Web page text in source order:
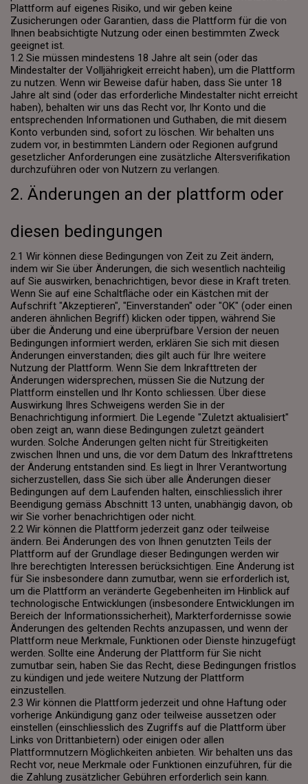
Plattform auf eigenes Risiko, und wir geben keine
Zusicherungen oder Garantien, dass die Plattform für die von
Ihnen beabsichtigte Nutzung oder einen bestimmten Zweck
geeignet ist.
1.2 Sie müssen mindestens 18 Jahre alt sein (oder das
Mindestalter der Volljährigkeit erreicht haben), um die Plattform
zu nutzen. Wenn wir Beweise dafür haben, dass Sie unter 18
Jahre alt sind (oder das erforderliche Mindestalter nicht erreicht
haben), behalten wir uns das Recht vor, Ihr Konto und die
entsprechenden Informationen und Guthaben, die mit diesem
Konto verbunden sind, sofort zu löschen. Wir behalten uns
zudem vor, in bestimmten Ländern oder Regionen aufgrund
gesetzlicher Anforderungen eine zusätzliche Altersverifikation
durchzuführen oder von Nutzern zu verlangen.
2. Änderungen an der plattform oder
diesen bedingungen
2.1 Wir können diese Bedingungen von Zeit zu Zeit ändern,
indem wir Sie über Änderungen, die sich wesentlich nachteilig
auf Sie auswirken, benachrichtigen, bevor diese in Kraft treten.
Wenn Sie auf eine Schaltfläche oder ein Kästchen mit der
Aufschrift "Akzeptieren", "Einverstanden" oder "OK" (oder einen
anderen ähnlichen Begriff) klicken oder tippen, während Sie
über die Änderung und eine überprüfbare Version der neuen
Bedingungen informiert werden, erklären Sie sich mit diesen
Änderungen einverstanden; dies gilt auch für Ihre weitere
Nutzung der Plattform. Wenn Sie dem Inkrafttreten der
Änderungen widersprechen, müssen Sie die Nutzung der
Plattform einstellen und Ihr Konto schliessen. Über diese
Auswirkung Ihres Schweigens werden Sie in der
Benachrichtigung informiert. Die Legende "Zuletzt aktualisiert"
oben zeigt an, wann diese Bedingungen zuletzt geändert
wurden. Solche Änderungen gelten nicht für Streitigkeiten
zwischen Ihnen und uns, die vor dem Datum des Inkrafttretens
der Änderung entstanden sind. Es liegt in Ihrer Verantwortung
sicherzustellen, dass Sie sich über alle Änderungen dieser
Bedingungen auf dem Laufenden halten, einschliesslich ihrer
Beendigung gemäss Abschnitt 13 unten, unabhängig davon, ob
wir Sie vorher benachrichtigen oder nicht.
2.2 Wir können die Plattform jederzeit ganz oder teilweise
ändern. Bei Änderungen des von Ihnen genutzten Teils der
Plattform auf der Grundlage dieser Bedingungen werden wir
Ihre berechtigten Interessen berücksichtigen. Eine Änderung ist
für Sie insbesondere dann zumutbar, wenn sie erforderlich ist,
um die Plattform an veränderte Gegebenheiten im Hinblick auf
technologische Entwicklungen (insbesondere Entwicklungen im
Bereich der Informationssicherheit), Markterfordernisse sowie
Änderungen des geltenden Rechts anzupassen, und wenn der
Plattform neue Merkmale, Funktionen oder Dienste hinzugefügt
werden. Sollte eine Änderung der Plattform für Sie nicht
zumutbar sein, haben Sie das Recht, diese Bedingungen fristlos
zu kündigen und jede weitere Nutzung der Plattform
einzustellen.
2.3 Wir können die Plattform jederzeit und ohne Haftung oder
vorherige Ankündigung ganz oder teilweise aussetzen oder
einstellen (einschliesslich des Zugriffs auf die Plattform über
Links von Drittanbietern) oder einigen oder allen
Plattformnutzern Möglichkeiten anbieten. Wir behalten uns das
Recht vor, neue Merkmale oder Funktionen einzuführen, für die
die Zahlung zusätzlicher Gebühren erforderlich sein kann.